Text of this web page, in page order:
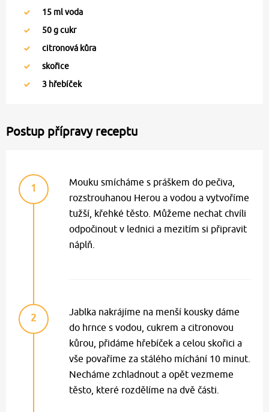
15 ml voda
50g cukr
citronová kůra
skořice
3 hřebíček
Postup přípravy receptu
1
Mouku smícháme s práškem do pečiva,
rozstrouhanou Herou a vodou a vytvoříme
tužší, křehké těsto. Můžeme nechat chvíli
odpočinout v lednici a mezitím si připravit
náplň.
2
Jablka nakrájíme na menší kousky dáme
do hrnce s vodou, cukrem a citronovou
kůrou, přidáme hřebíček a celou skořici a
vše povaříme za stálého míchání 10 minut.
Necháme zchladnout a opět vezmeme
těsto, které rozdělíme na dvě části.